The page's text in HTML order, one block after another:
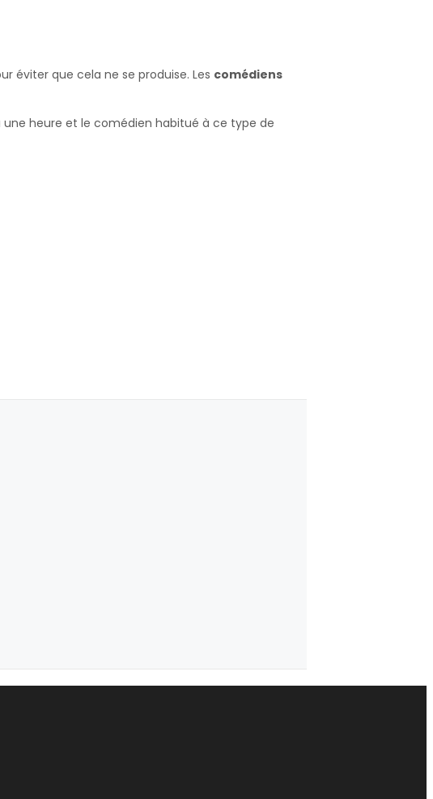
éviter que cela ne se produise. Les comédiens
heure et le comédien habitué à ce type de